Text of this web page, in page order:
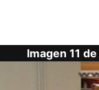
Imagen 11